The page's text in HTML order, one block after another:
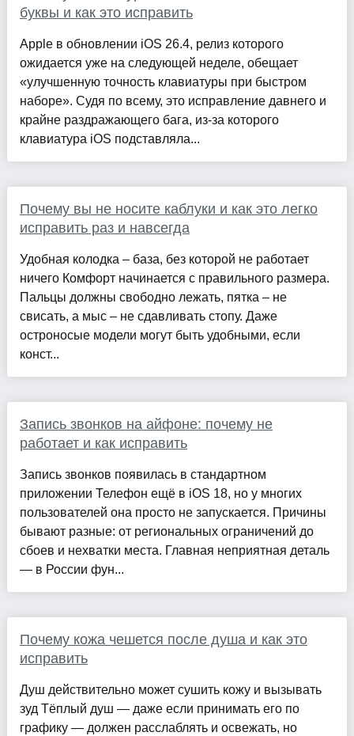
буквы и как это исправить
Apple в обновлении iOS 26.4, релиз которого
ожидается уже на следующей неделе, обещает
«улучшенную точность клавиатуры при быстром
наборе». Судя по всему, это исправление давнего и
крайне раздражающего бага, из-за которого
клавиатура iOS подставляла...
Почему вы не носите каблуки и как это легко
исправить раз и навсегда
Удобная колодка – база, без которой не работает
ничего Комфорт начинается с правильного размера.
Пальцы должны свободно лежать, пятка – не
свисать, а мыс – не сдавливать стопу. Даже
остроносые модели могут быть удобными, если
конст...
Запись звонков на айфоне: почему не
работает и как исправить
Запись звонков появилась в стандартном
приложении Телефон ещё в iOS 18, но у многих
пользователей она просто не запускается. Причины
бывают разные: от региональных ограничений до
сбоев и нехватки места. Главная неприятная деталь
— в России фун...
Почему кожа чешется после душа и как это
исправить
Душ действительно может сушить кожу и вызывать
зуд Тёплый душ — даже если принимать его по
графику — должен расслаблять и освежать, но